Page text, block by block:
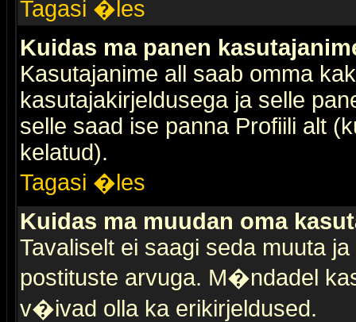
Tagasi �les
Kuidas ma panen
Kasutajanime all saab omma
kasutajakirjeldusega ja selle
selle saad ise panna Profiili alt
kelatud).
Tagasi �les
Kuidas ma muudan oma
Tavaliselt ei saagi seda muuta
postituste arvuga. M�ndadel
v�ivad olla ka erikirjeldused.